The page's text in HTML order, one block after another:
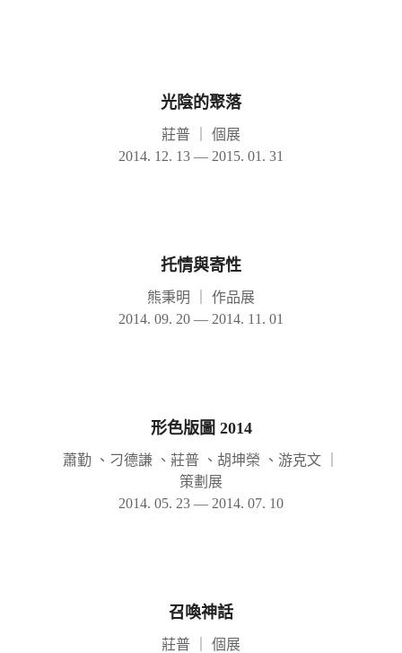
光陰的聚落
莊普
個展
2014. 12. 13 — 2015. 01. 31
托情與寄性
熊秉明
作品展
2014. 09. 20 — 2014. 11. 01
形色版圖 2014
蕭勤 、刁德謙 、莊普 、胡坤榮 、游克文
策劃展
2014. 05. 23 — 2014. 07. 10
召喚神話
莊普
個展